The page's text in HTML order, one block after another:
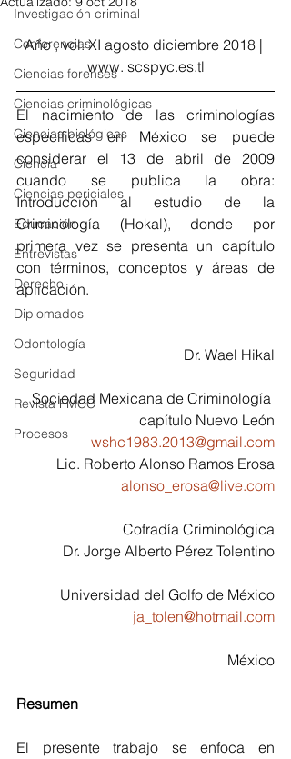
Investigación criminal
Conferencias
Ciencias forenses
Ciencias criminológicas
Ciencias biológicas
Ciencia
Ciencias periciales
Educación
Entrevistas
Derecho
Diplomados
Odontología
Seguridad
Revista FMCC
Procesos
Año , vol. XI agosto diciembre 2018 |
www. scspyc.es.tl
El nacimiento de las criminologías
específicas en México se puede
considerar el 13 de abril de 2009
cuando se publica la obra:
Introducción al estudio de la
Criminología (Hokal), donde por
primera vez se presenta un capítulo
con términos, conceptos y áreas de
aplicación.
Dr. Wael Hikal
Sociedad Mexicana de Criminología
capítulo Nuevo León
wshc1983.2013@gmail.com
Lic. Roberto Alonso Ramos Erosa
alonso_erosa@live.com
Cofradía Criminológica
Dr. Jorge Alberto Pérez Tolentino
Universidad del Golfo de México
ja_tolen@hotmail.com
México
Resumen
El presente trabajo se enfoca en